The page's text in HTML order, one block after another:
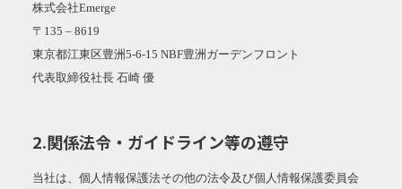
株式会社Emerge
〒135 – 8619
東京都江東区豊洲5-6-15 NBF豊洲ガーデンフロント
代表取締役社長 石崎 優
2.関係法令・ガイドライン等の遵守
当社は、個人情報保護法その他の法令及び個人情報保護委員会